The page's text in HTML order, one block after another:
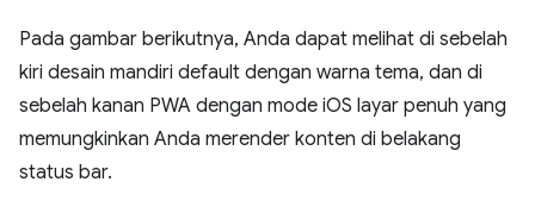
Pada gambar berikutnya, Anda dapat melihat di sebelah
kiri desain mandiri default dengan warna tema, dan di
sebelah kanan PWA dengan mode iOS layar penuh yang
memungkinkan Anda merender konten di belakang
status bar.